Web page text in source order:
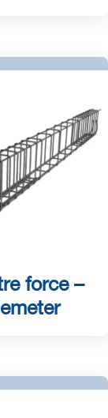
force –